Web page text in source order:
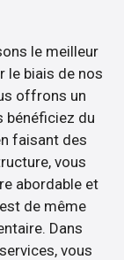
le meilleur
le biais de nos
offrons un
bénéficiez du
faisant des
vous
abordable et
de même
Dans
vous